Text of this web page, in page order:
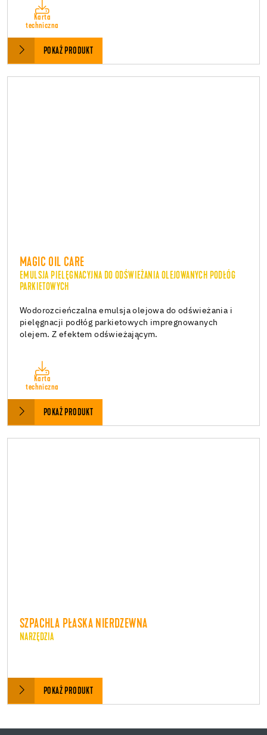
Karta
techniczna
POKAŻ PRODUKT
MAGIC OIL CARE
EMULSJA PIELĘGNACYJNA DO ODŚWIEŻANIA OLEJOWANYCH PODŁÓG
PARKIETOWYCH
Wodorozcieńczalna emulsja olejowa do odświeżania i
pielęgnacji podłóg parkietowych impregnowanych
olejem. Z efektem odświeżającym.
Karta
techniczna
POKAŻ PRODUKT
SZPACHLA PŁASKA NIERDZEWNA
NARZĘDZIA
POKAŻ PRODUKT